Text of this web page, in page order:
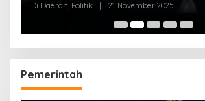
Di Daerah, Politik 21 November 2025
Pemerintah